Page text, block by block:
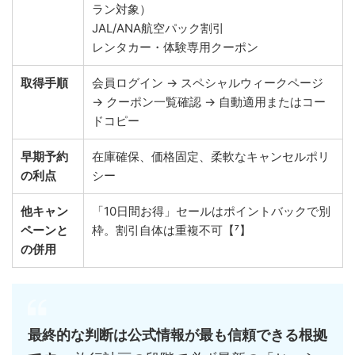
ラン対象）
JAL/ANA航空パック割引
レンタカー・体験専用クーポン
取得手順
会員ログイン → スペシャルウィークページ
→ クーポン一覧確認 → 自動適用またはコー
ドコピー
早期予約
の利点
在庫確保、価格固定、柔軟なキャンセルポリ
シー
他キャン
ペーンと
の併用
「10日間お得」セールはポイントバックで別
枠。割引自体は重複不可【⁷】
最終的な判断は公式情報が最も信頼できる根拠